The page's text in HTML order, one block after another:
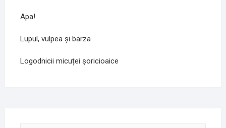
Apa!
Lupul, vulpea și barza
Logodnicii micuței șoricioaice